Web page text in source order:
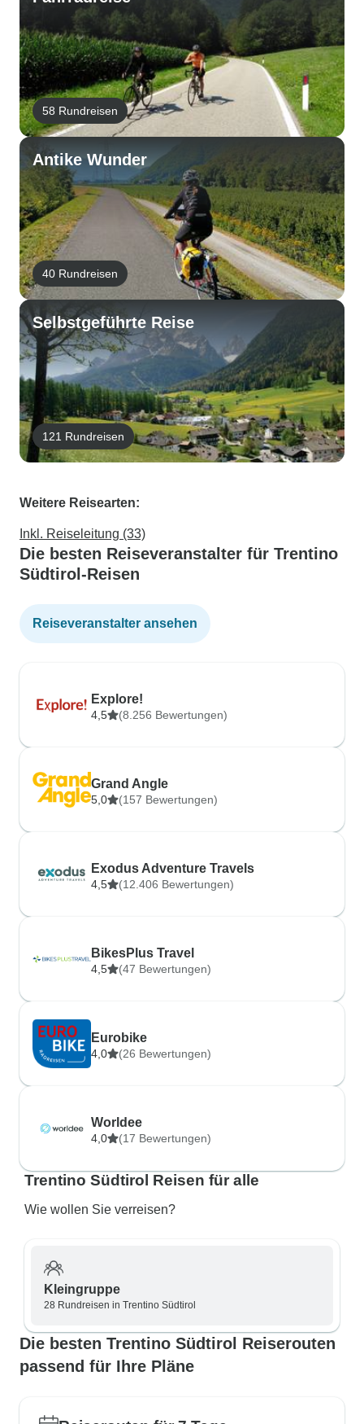
58 Rundreisen
Antike Wunder
40 Rundreisen
Selbstgeführte Reise
121 Rundreisen
Weitere Reisearten:
Inkl. Reiseleitung (33)
Die besten Reiseveranstalter für Trentino
Südtirol-Reisen
Reiseveranstalter ansehen
Explore!
4,5 (8.256 Bewertungen)
Grand Angle
5,0 (157 Bewertungen)
Exodus Adventure Travels
4,5 (12.406 Bewertungen)
BikesPlus Travel
4,5 (47 Bewertungen)
Eurobike
4,0 (26 Bewertungen)
Worldee
4,0 (17 Bewertungen)
Trentino Südtirol Reisen für alle
Wie wollen Sie verreisen?
Kleingruppe
28 Rundreisen in Trentino Südtirol
Die besten Trentino Südtirol Reiserouten
passend für Ihre Pläne